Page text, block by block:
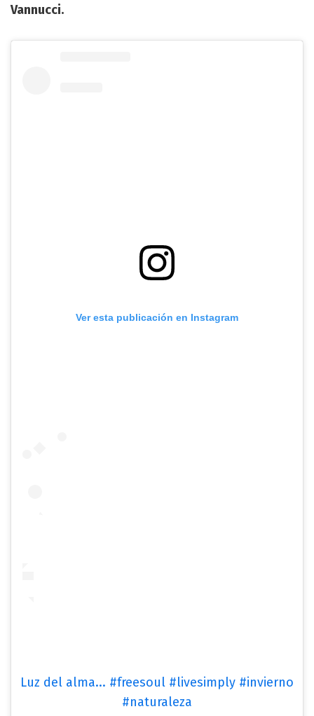
Vannucci.
Ver esta publicación en Instagram
Luz del alma... #freesoul #livesimply #invierno
#naturaleza